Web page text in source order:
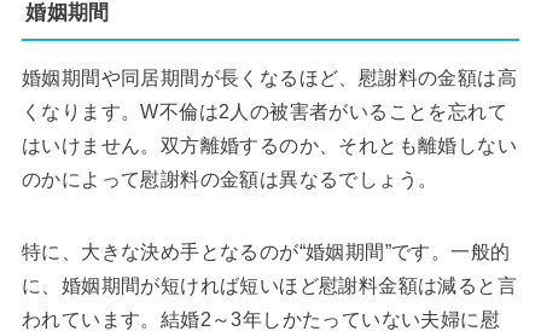
婚姻期間
婚姻期間や同居期間が長くなるほど、慰謝料の金額は高
くなります。W不倫は2人の被害者がいることを忘れて
はいけません。双方離婚するのか、それとも離婚しない
のかによって慰謝料の金額は異なるでしょう。
特に、大きな決め手となるのが“婚姻期間”です。一般的
に、婚姻期間が短ければ短いほど慰謝料金額は減ると言
われています。結婚2～3年しかたっていない夫婦に慰